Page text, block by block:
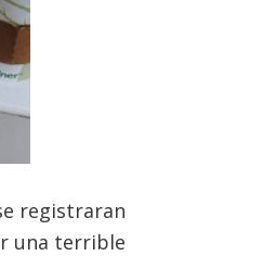
registraran
una terrible